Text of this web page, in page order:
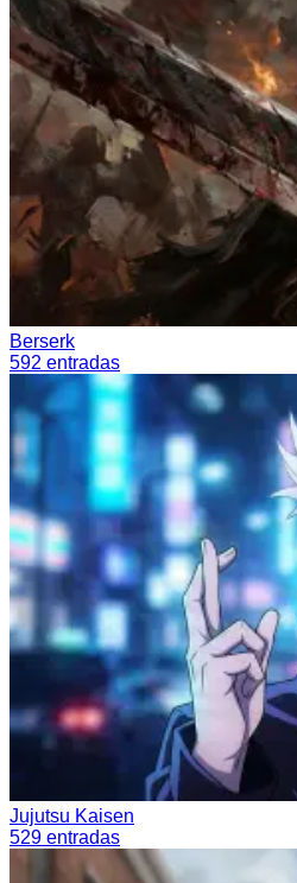
Berserk
592 entradas
Jujutsu Kaisen
529 entradas